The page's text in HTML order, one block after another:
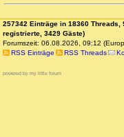
257342 Einträge in 18360
registrierte, 3429 Gäste)
Forumszeit: 06.08.2026, 09:12
RSS Einträge
RSS Threads
powered by my little forum